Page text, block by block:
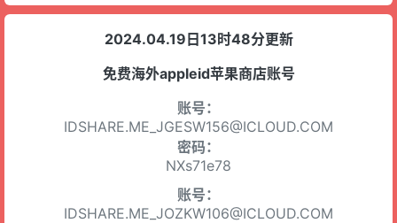
2024.04.19日13时48分更新
免费海外appleid苹果商店账号
账号：
IDSHARE.ME_JGESW156@ICLOUD.COM
密码：
NXs71e78
账号：
IDSHARE.ME_JOZKW106@ICLOUD.COM